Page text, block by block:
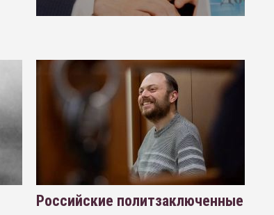
Российские политзаключенные